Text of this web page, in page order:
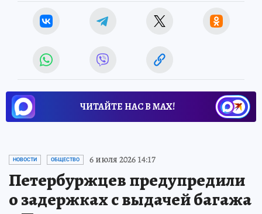
ЧИТАЙТЕ НАС В МАХ!
НОВОСТИ ОБЩЕСТВО 6 июля 2026 14:17
Петербуржцев предупредили
о задержках с выдачей багажа